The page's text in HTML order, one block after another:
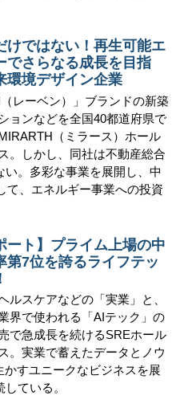
けではない！再生可能エ
でさらなる成長を目指
環境デザイン企業
（レーベン）」ブランドの新築
ョンなどを全国40都道府県で
（ミラース）ホール
。しかし、同社は不動産総合
。多彩な事業を展開し、中
て、エネルギー事業への投資
ート】プライム上場の中
第7位を誇るライフテッ
ルスケアなどの「実業」と、
界で使われる「AIテック」の
で急成長を続けるSREホール
。実業で蓄えたデータとノウ
すユニークなビジネスを展
ている。